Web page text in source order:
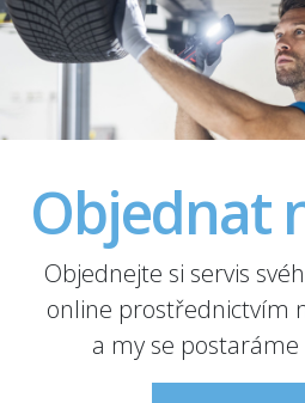
Objednat
Objednejte si servis
online prostřednictvím
a my se postaráme